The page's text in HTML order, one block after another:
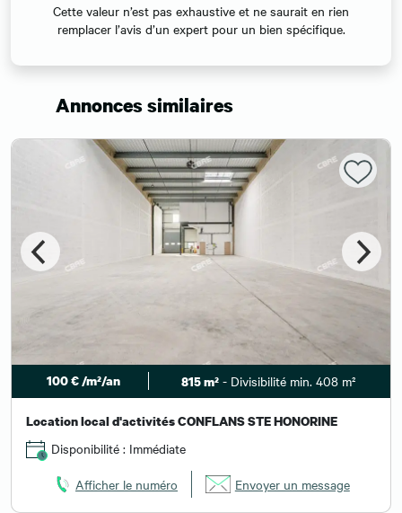
Cette valeur n’est pas exhaustive et ne saurait en rien
remplacer l’avis d’un expert pour un bien spécifique.
Annonces similaires
100 € /m²/an 815 m² - Divisibilité min. 408 m²
Location local d'activités CONFLANS STE HONORINE
Disponibilité : Immédiate
Afficher le numéro Envoyer un message